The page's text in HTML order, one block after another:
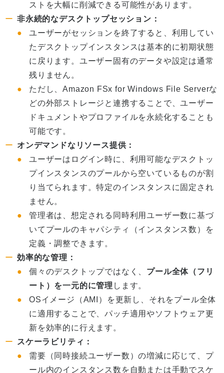
ストを大幅に削減できる可能性があります。
非永続的なデスクトップセッション：
ユーザーがセッションを終了すると、利用してい
たデスクトップインスタンスは基本的に初期状態
に戻ります。ユーザー固有のデータや設定は通常
残りません。
ただし、Amazon FSx for Windows File Serverな
どの外部ストレージと連携することで、ユーザー
ドキュメントやプロファイルを永続化することも
可能です。
オンデマンドなリソース提供：
ユーザーはログイン時に、利用可能なデスクトッ
プインスタンスのプールから空いているものが割
り当てられます。特定のインスタンスに固定され
ません。
管理者は、想定される同時利用ユーザー数に基づ
いてプールのキャパシティ（インスタンス数）を
定義・調整できます。
効率的な管理：
個々のデスクトップではなく、 プール全体（フリ
ート）を一元的に管理 します。
OSイメージ（AMI）を更新し、それをプール全体
に適用することで、パッチ適用やソフトウェア更
新を効率的に行えます。
スケーラビリティ：
需要（同時接続ユーザー数）の増減に応じて、プ
ール内のインスタンス数を自動または手動でスケ